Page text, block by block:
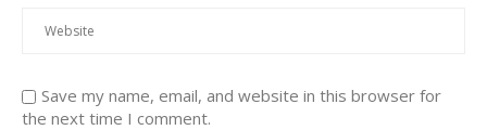
Save my name, email, and website in this browser for
the next time I comment.